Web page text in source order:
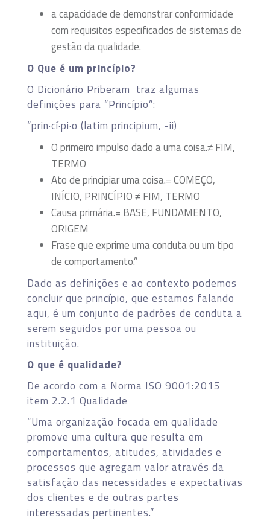
a capacidade de demonstrar conformidade
com requisitos especificados de sistemas de
gestão da qualidade.
O Que é um princípio?
O Dicionário Priberam traz algumas
definições para “Princípio”:
“prin·cí·pi·o (latim principium, -ii)
O primeiro impulso dado a uma coisa.≠ FIM,
TERMO
Ato de principiar uma coisa.= COMEÇO,
INÍCIO, PRINCÍPIO ≠ FIM, TERMO
Causa primária.= BASE, FUNDAMENTO,
ORIGEM
Frase que exprime uma conduta ou um tipo
de comportamento.”
Dado as definições e ao contexto podemos
concluir que princípio, que estamos falando
aqui, é um conjunto de padrões de conduta a
serem seguidos por uma pessoa ou
instituição.
O que é qualidade?
De acordo com a Norma ISO 9001:2015
item 2.2.1 Qualidade
“Uma organização focada em qualidade
promove uma cultura que resulta em
comportamentos, atitudes, atividades e
processos que agregam valor através da
satisfação das necessidades e expectativas
dos clientes e de outras partes
interessadas pertinentes.”